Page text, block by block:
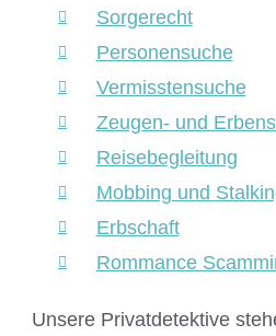
Sorgerecht
Personensuche
Vermisstensuche
Zeugen- und
Reisebegleitung
Mobbing und
Erbschaft
Rommance
Unsere Privatdetektive